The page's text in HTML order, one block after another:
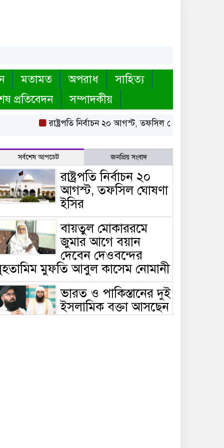
মতামত অপরাধ
সাহিত্য
প্রতিবেদন সম্পাদকীয়
রাষ্ট্রপতি নির্বাচন ২০ আগস্ট, তফসিল ঘোষণা ইসির
সর্বশেষ আপডেট জনপ্রিয় সংবাদ
রাষ্ট্রপতি নির্বাচন ২০
আগস্ট, তফসিল ঘোষণা
ইসির
বায়তুল মোকাররমে
জুমার আগে বয়ান
দেবেন দেওবন্দের
মুফতি আবুল কাসেম নোমানী
ভারত ও পাকিস্তানের দুই
ইসলামিক বক্তা আসছেন
বাংলাদেশে, ঢাকা-